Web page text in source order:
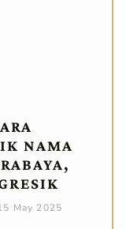
NAMA
May 2025